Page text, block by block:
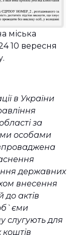
міська
10 вересня
в України
за
особами
державних
внесення
до актів
слугують для